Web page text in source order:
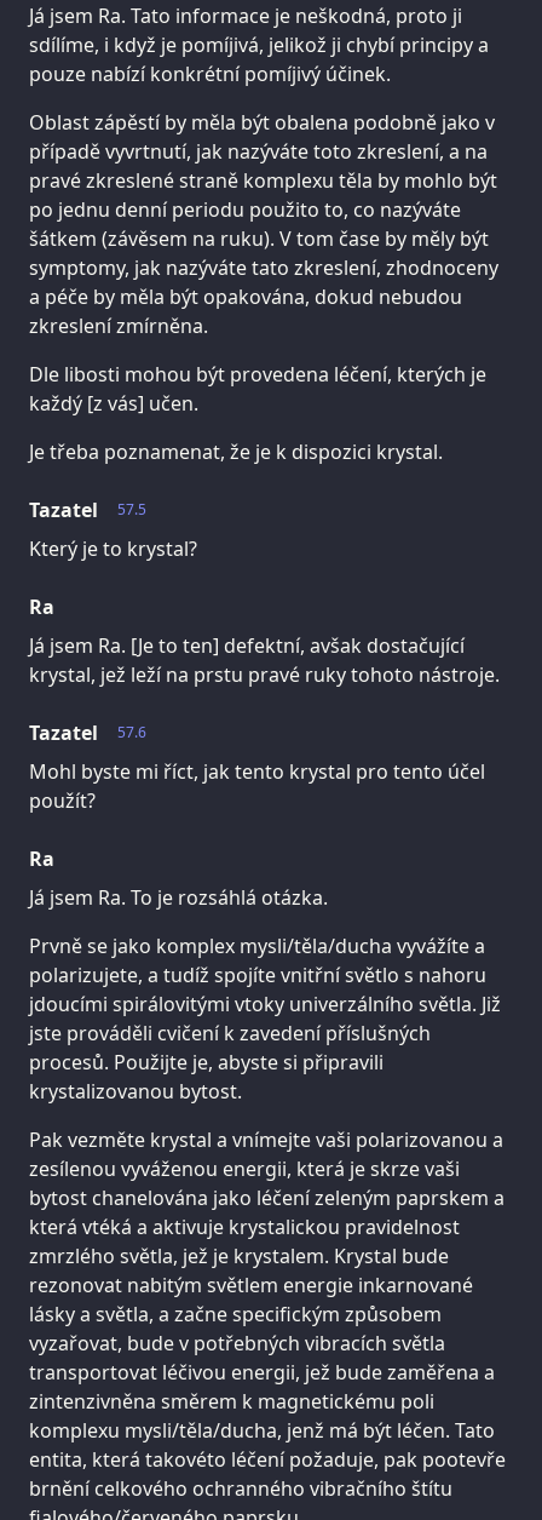
Já jsem Ra. Tato informace je neškodná, proto ji
sdílíme, i když je pomíjivá, jelikož ji chybí principy a
pouze nabízí konkrétní pomíjivý účinek.
Oblast zápěstí by měla být obalena podobně jako v
případě vyvrtnutí, jak nazýváte toto zkreslení, a na
pravé zkreslené straně komplexu těla by mohlo být
po jednu denní periodu použito to, co nazýváte
šátkem (závěsem na ruku). V tom čase by měly být
symptomy, jak nazýváte tato zkreslení, zhodnoceny
a péče by měla být opakována, dokud nebudou
zkreslení zmírněna.
Dle libosti mohou být provedena léčení, kterých je
každý [z vás] učen.
Je třeba poznamenat, že je k dispozici krystal.
57.5
Tazatel
Který je to krystal?
Ra
Já jsem Ra. [Je to ten] defektní, avšak dostačující
krystal, jež leží na prstu pravé ruky tohoto nástroje.
57.6
Tazatel
Mohl byste mi říct, jak tento krystal pro tento účel
použít?
Ra
Já jsem Ra. To je rozsáhlá otázka.
Prvně se jako komplex mysli/těla/ducha vyvážíte a
polarizujete, a tudíž spojíte vnitřní světlo s nahoru
jdoucími spirálovitými vtoky univerzálního světla. Již
jste prováděli cvičení k zavedení příslušných
procesů. Použijte je, abyste si připravili
krystalizovanou bytost.
Pak vezměte krystal a vnímejte vaši polarizovanou a
zesílenou vyváženou energii, která je skrze vaši
bytost chanelována jako léčení zeleným paprskem a
která vtéká a aktivuje krystalickou pravidelnost
zmrzlého světla, jež je krystalem. Krystal bude
rezonovat nabitým světlem energie inkarnované
lásky a světla, a začne specifickým způsobem
vyzařovat, bude v potřebných vibracích světla
transportovat léčivou energii, jež bude zaměřena a
zintenzivněna směrem k magnetickému poli
komplexu mysli/těla/ducha, jenž má být léčen. Tato
entita, která takovéto léčení požaduje, pak pootevře
brnění celkového ochranného vibračního štítu